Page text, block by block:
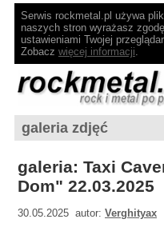
Serwis rockmetal.pl używa
naszych stron wyrażasz
ustawieniami Twojej
Zobacz więcej informacji.
galeria zdjęć
galeria: Taxi
Dom" 22.03.2025
30.05.2025 autor:Verghityax